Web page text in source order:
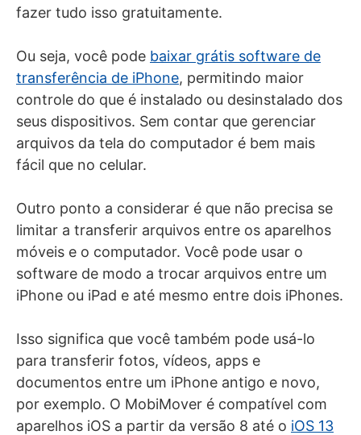
fazer tudo isso gratuitamente.
Ou seja, você pode baixar grátis software de
transferência de iPhone, permitindo maior
controle do que é instalado ou desinstalado dos
seus dispositivos. Sem contar que gerenciar
arquivos da tela do computador é bem mais
fácil que no celular.
Outro ponto a considerar é que não precisa se
limitar a transferir arquivos entre os aparelhos
móveis e o computador. Você pode usar o
software de modo a trocar arquivos entre um
iPhone ou iPad e até mesmo entre dois iPhones.
Isso significa que você também pode usá-lo
para transferir fotos, vídeos, apps e
documentos entre um iPhone antigo e novo,
por exemplo. O MobiMover é compatível com
aparelhos iOS a partir da versão 8 até o iOS 13